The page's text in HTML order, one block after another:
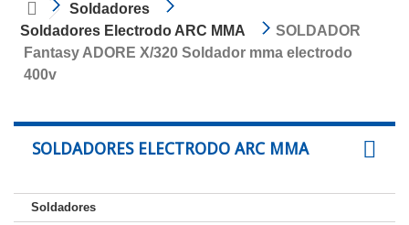
Soldadores
Soldadores Electrodo ARC MMA
SOLDADOR
Fantasy ADORE X/320 Soldador mma electrodo
400v
SOLDADORES ELECTRODO ARC MMA
Soldadores